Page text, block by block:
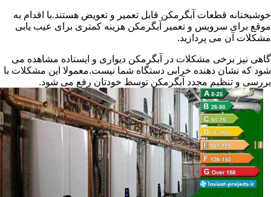
خوشبختانه قطعات آبگرمکن قابل تعمیر و تعویض هستند.با اقدام به
موقع برای سرویس و تعمیر آبگرمکن هزینه کمتری برای عیب یابی
مشکلات آن می پردازید.
گاهی نیز برخی مشکلات در آبگرمکن دیواری و ایستاده مشاهده می
شود که نشان دهنده خرابی دستگاه شما نیست.معمولا این مشکلات با
بررسی و تنظیم مجدد آبگرمکن توسط خودتان رفع می شود.